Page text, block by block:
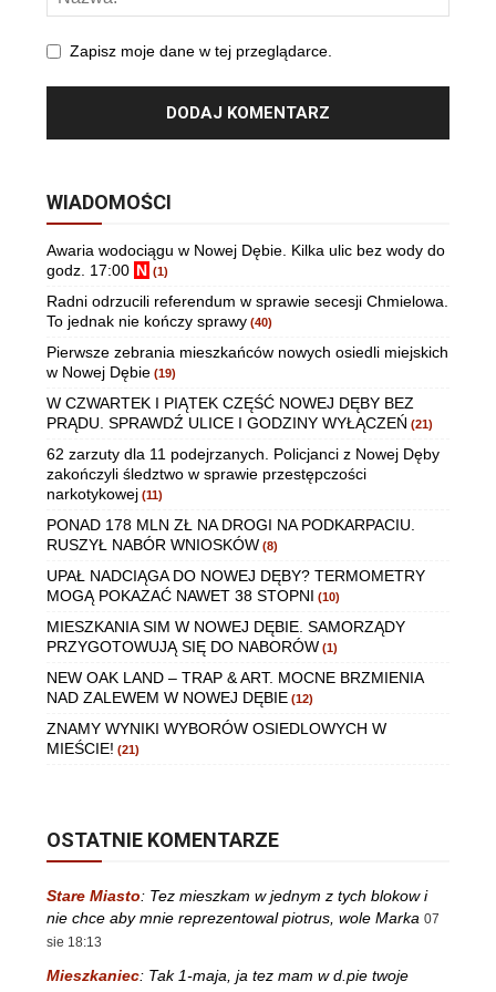
Zapisz moje dane w tej przeglądarce.
WIADOMOŚCI
Awaria wodociągu w Nowej Dębie. Kilka ulic bez wody do
godz. 17:00 N (1)
Radni odrzucili referendum w sprawie secesji Chmielowa.
To jednak nie kończy sprawy (40)
Pierwsze zebrania mieszkańców nowych osiedli miejskich
w Nowej Dębie (19)
W CZWARTEK I PIĄTEK CZĘŚĆ NOWEJ DĘBY BEZ
PRĄDU. SPRAWDŹ ULICE I GODZINY WYŁĄCZEŃ (21)
62 zarzuty dla 11 podejrzanych. Policjanci z Nowej Dęby
zakończyli śledztwo w sprawie przestępczości
narkotykowej (11)
PONAD 178 MLN ZŁ NA DROGI NA PODKARPACIU.
RUSZYŁ NABÓR WNIOSKÓW (8)
UPAŁ NADCIĄGA DO NOWEJ DĘBY? TERMOMETRY
MOGĄ POKAZAĆ NAWET 38 STOPNI (10)
MIESZKANIA SIM W NOWEJ DĘBIE. SAMORZĄDY
PRZYGOTOWUJĄ SIĘ DO NABORÓW (1)
NEW OAK LAND – TRAP & ART. MOCNE BRZMIENIA
NAD ZALEWEM W NOWEJ DĘBIE (12)
ZNAMY WYNIKI WYBORÓW OSIEDLOWYCH W
MIEŚCIE! (21)
OSTATNIE KOMENTARZE
Stare Miasto: Tez mieszkam w jednym z tych blokow i
nie chce aby mnie reprezentowal piotrus, wole Marka 07
sie 18:13
Mieszkaniec: Tak 1-maja, ja tez mam w d.pie twoje